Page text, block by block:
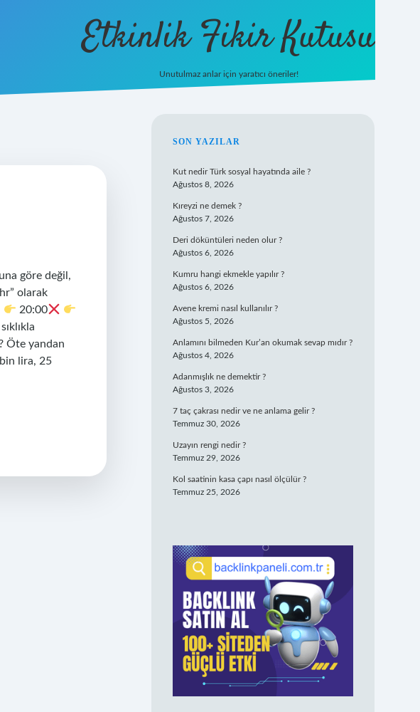
Etkinlik Fikir Kutusu
Unutulmaz anlar için yaratıcı öneriler!
göre değil,
olarak
20:00
Öte yandan
lira, 25
SIDEBAR
SON YAZILAR
Kut nedir Türk sosyal hayatında aile ?
Ağustos 8, 2026
Kıreyzi ne demek ?
Ağustos 7, 2026
Deri döküntüleri neden olur ?
Ağustos 6, 2026
Kumru hangi ekmekle yapılır ?
Ağustos 6, 2026
Avene kremi nasıl kullanılır ?
Ağustos 5, 2026
Anlamını bilmeden Kur’an okumak sevap mıdır ?
Ağustos 4, 2026
Adanmışlık ne demektir ?
Ağustos 3, 2026
7 taç çakrası nedir ve ne anlama gelir ?
Temmuz 30, 2026
Uzayın rengi nedir ?
Temmuz 29, 2026
Kol saatinin kasa çapı nasıl ölçülür ?
Temmuz 25, 2026